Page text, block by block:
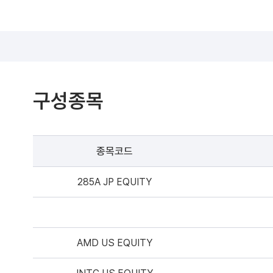
구성종목
종목코드
285A JP EQUITY
AMD US EQUITY